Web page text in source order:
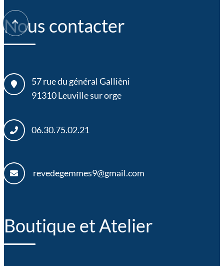
Nous contacter
57 rue du général Gallièni
91310Leuville sur orge
06.30.75.02.21
revedegemmes9@gmail.com
Boutique et Atelier